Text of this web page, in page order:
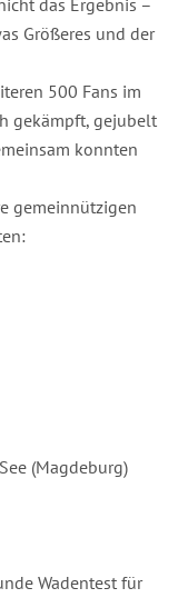
Größeres und der
500 Fans im
gekämpft, gejubelt
konnten
gemeinnützigen
(Magdeburg)
Wadentest für